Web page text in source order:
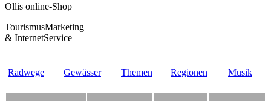
Ollis online-Shop
TourismusMarketing
& InternetService
Radwege Gewässer Themen Regionen Musik